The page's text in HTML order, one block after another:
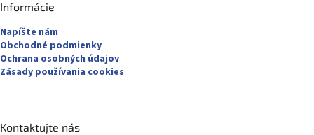
Informácie
Napíšte nám
Obchodné podmienky
Ochrana osobných údajov
Zásady používania cookies
Kontaktujte nás